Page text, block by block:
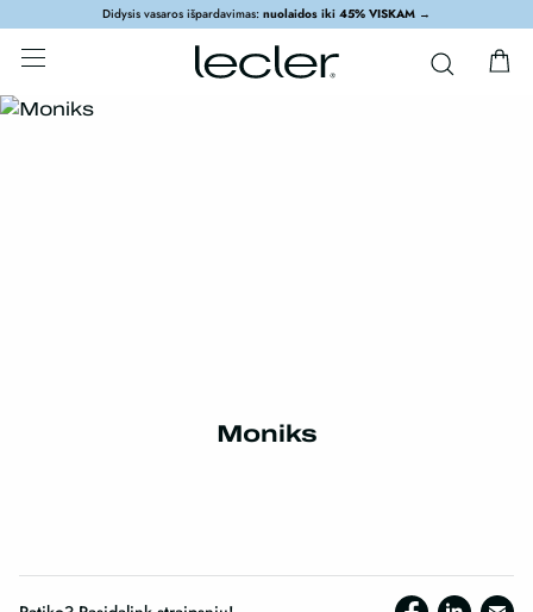
Didysis vasaros išpardavimas: nuolaidos iki 45% VISKAM →
Moniks